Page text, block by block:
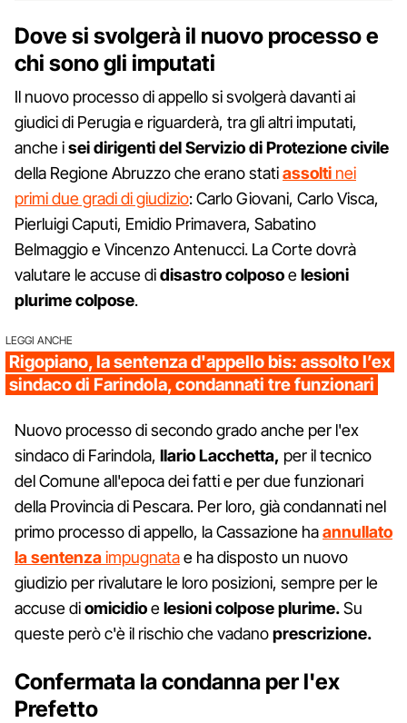
Dove si svolgerà il nuovo processo e
chi sono gli imputati
Il nuovo processo di appello si svolgerà davanti ai
giudici di Perugia e riguarderà, tra gli altri imputati,
anche isei dirigenti del Servizio di Protezione civile
della Regione Abruzzo che erano statiassolti nei
primi due gradi di giudizio: Carlo Giovani, Carlo Visca,
Pierluigi Caputi, Emidio Primavera, Sabatino
Belmaggio e Vincenzo Antenucci. La Corte dovrà
valutare le accuse didisastro colposoelesioni
plurime colpose.
LEGGI ANCHE
Rigopiano, la sentenza d'appello bis: assolto l’ex
sindaco di Farindola, condannati tre funzionari
Nuovo processo di secondo grado anche per l'ex
sindaco di Farindola, Ilario Lacchetta, per il tecnico
del Comune all'epoca dei fatti e per due funzionari
della Provincia di Pescara. Per loro, già condannati nel
primo processo di appello, la Cassazione haannullato
la sentenzaimpugnatae ha disposto un nuovo
giudizio per rivalutare le loro posizioni, sempre per le
accuse diomicidioelesioni colpose plurime.Su
queste però c'è il rischio che vadanoprescrizione.
Confermata la condanna per l'ex
Prefetto